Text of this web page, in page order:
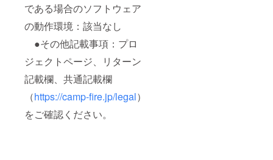
である場合のソフトウェア
の動作環境：該当なし
●その他記載事項：プロ
ジェクトページ、リターン
記載欄、共通記載欄
（https://camp-fire.jp/legal）
をご確認ください。